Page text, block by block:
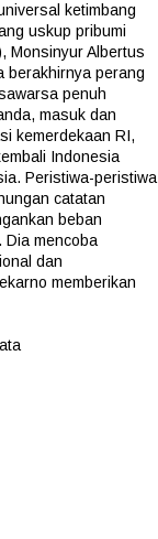
ketimbang
uskup pribumi
Monsinyur Albertus
berakhirnya perang
penuh
masuk dan
kemerdekaan RI,
Indonesia
Peristiwa-peristiwa
catatan
beban
Dia mencoba
dan
memberikan